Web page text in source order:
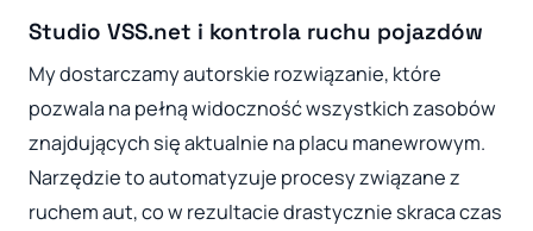
Studio VSS.net i kontrola ruchu pojazdów
My dostarczamy autorskie rozwiązanie, które
pozwala na pełną widoczność wszystkich zasobów
znajdujących się aktualnie na placu manewrowym.
Narzędzie to automatyzuje procesy związane z
ruchem aut, co w rezultacie drastycznie skraca czas